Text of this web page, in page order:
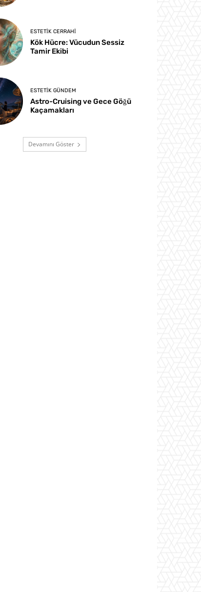
ESTETIK CERRAHI
Kök Hücre: Vücudun Sessiz
Tamir Ekibi
ESTETIK GÜNDEM
Astro-Cruising ve Gece Göğü
Kaçamakları
Devamını Göster